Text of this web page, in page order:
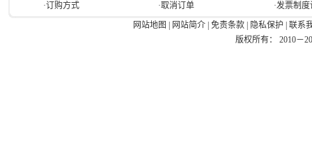
·订购方式
·取消订单
·发票制
网站地图
网站简介 免责条款 隐私保护
联系
版权所有： 2010－